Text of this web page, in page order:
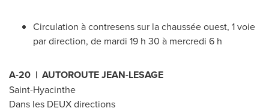
Circulation à contresens sur la chaussée ouest, 1 voie
par direction, de mardi 19 h 30 à mercredi 6 h
A-20 | AUTOROUTE JEAN-LESAGE
Saint-Hyacinthe
Dans les DEUX directions